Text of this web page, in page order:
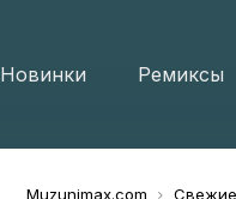
Новинки Ремиксы
Muzunimax.com Свежие